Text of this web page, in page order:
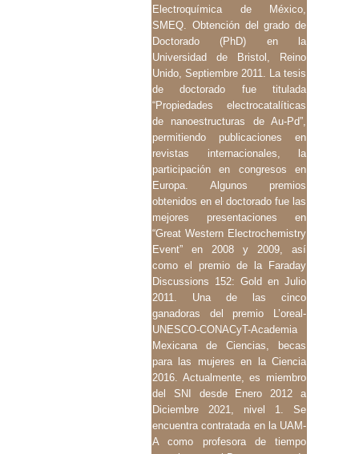
Electroquímica de México,
SMEQ. Obtención del grado de
Doctorado (PhD) en la
Universidad de Bristol, Reino
Unido, Septiembre 2011. La tesis
de doctorado fue titulada
“Propiedades electrocatalíticas
de nanoestructuras de Au-Pd”,
permitiendo publicaciones en
revistas internacionales, la
participación en congresos en
Europa. Algunos premios
obtenidos en el doctorado fue las
mejores presentaciones en
“Great Western Electrochemistry
Event” en 2008 y 2009, así
como el premio de la Faraday
Discussions 152: Gold en Julio
2011. Una de las cinco
ganadoras del premio L’oreal-
UNESCO-CONACyT-Academia
Mexicana de Ciencias, becas
para las mujeres en la Ciencia
2016. Actualmente, es miembro
del SNI desde Enero 2012 a
Diciembre 2021, nivel 1. Se
encuentra contratada en la UAM-
A como profesora de tiempo